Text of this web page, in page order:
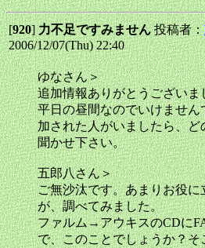
[920]力不足ですみません投稿者：
2006/12/07(Thu) 22:40
ゆなさん＞
追加情報ありがとうございま
平日の昼間なのでいけませ
加された人がいましたら、
聞かせ下さい。
五郎八さん＞
ご無沙汰です。あまりお役
が、調べてみました。
ファルム→アウキスのCDに
で、このことでしょうか？